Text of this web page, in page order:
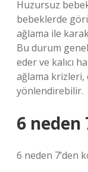
Huzursuz
bebeklerde
ağlama ile
Bu durum
eder ve kalıcı
ağlama krizleri,
yönlendirebilir.
6 neden
6 neden 7’den